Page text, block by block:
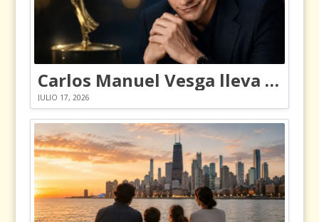
Carlos Manuel Vesga lleva el nombre de Colombia a los Emmy
JULIO 17, 2026